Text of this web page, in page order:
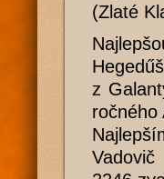
(Zlaté
z
ročného